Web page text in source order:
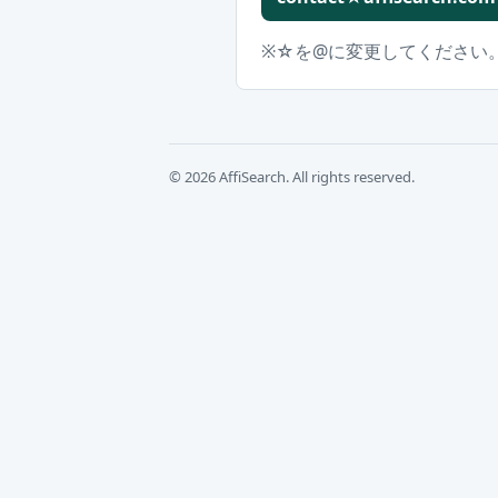
※☆を@に変更してください
© 2026 AffiSearch. All rights reserved.